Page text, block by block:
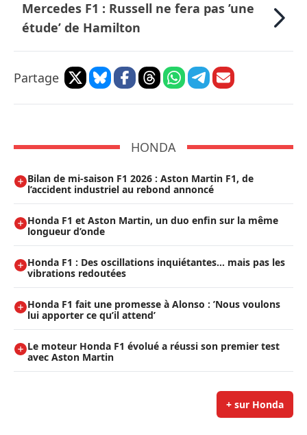
Mercedes F1 : Russell ne fera pas ’une
étude’ de Hamilton
Partage
HONDA
Bilan de mi-saison F1 2026 : Aston Martin F1, de
l’accident industriel au rebond annoncé
Honda F1 et Aston Martin, un duo enfin sur la même
longueur d’onde
Honda F1 : Des oscillations inquiétantes… mais pas les
vibrations redoutées
Honda F1 fait une promesse à Alonso : ’Nous voulons
lui apporter ce qu’il attend’
Le moteur Honda F1 évolué a réussi son premier test
avec Aston Martin
+ sur Honda